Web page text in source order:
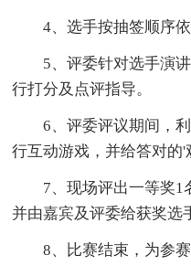
4、选手按抽签顺序依
5、评委针对选手演讲
行打分及点评指导。
6、评委评议期间，利
行互动游戏，并给答对的'
7、现场评出一等奖1
并由嘉宾及评委给获奖选
8、比赛结束，为参赛